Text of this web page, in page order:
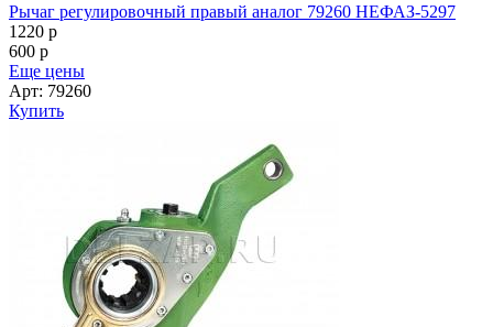
Рычаг регулировочный правый аналог 79260 НЕФАЗ-5297
1220 p
600 p
Еще цены
Арт: 79260
Купить